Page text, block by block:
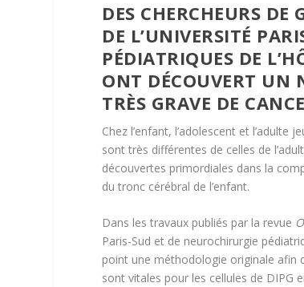
DES CHERCHEURS DE
DE L’UNIVERSITÉ
PÉDIATRIQUES DE
ONT DÉCOUVERT UN
TRÈS GRAVE DE
Chez l’enfant, l’adolescent et l’adulte
sont très différentes de celles de
découvertes primordiales dans la
du tronc cérébral de l’enfant.
Dans les travaux publiés par la revue
Paris-Sud et de neurochirurgie
point une méthodologie originale afin
sont vitales pour les cellules de DIPG